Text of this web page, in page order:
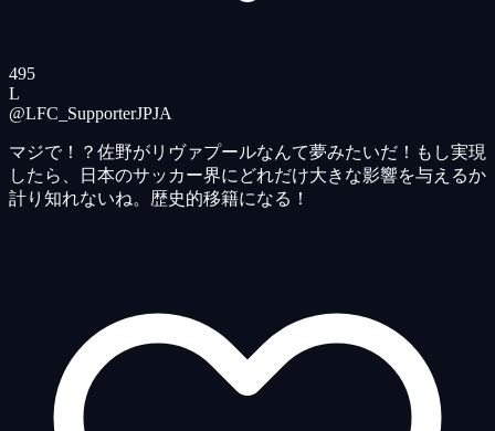
495
L
@LFC_SupporterJPJA
マジで！？佐野がリヴァプールなんて夢みたいだ！もし実現
したら、日本のサッカー界にどれだけ大きな影響を与えるか
計り知れないね。歴史的移籍になる！